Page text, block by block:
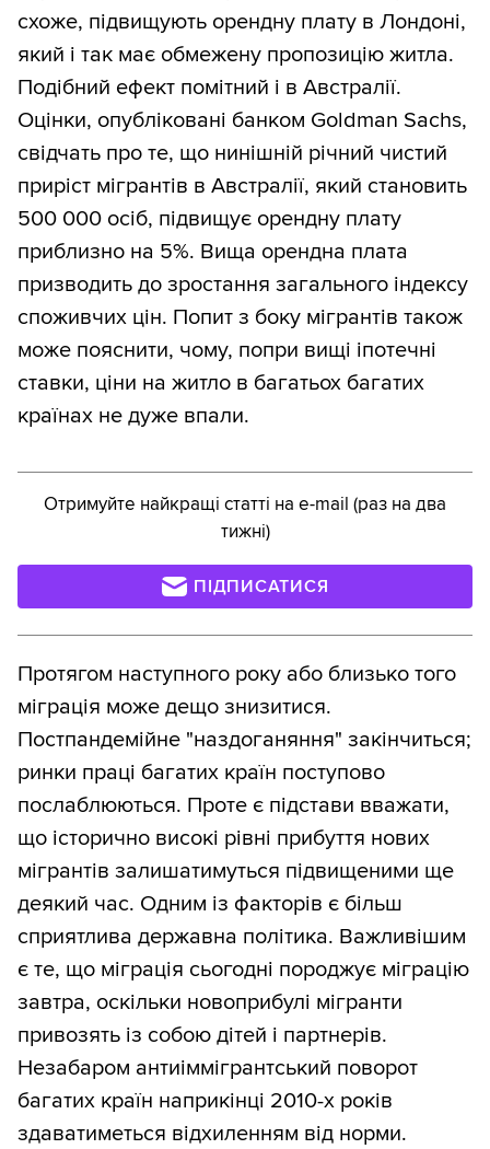
схоже, підвищують орендну плату в Лондоні,
який і так має обмежену пропозицію житла.
Подібний ефект помітний і в Австралії.
Оцінки, опубліковані банком Goldman Sachs,
свідчать про те, що нинішній річний чистий
приріст мігрантів в Австралії, який становить
500 000 осіб, підвищує орендну плату
приблизно на 5%. Вища орендна плата
призводить до зростання загального індексу
споживчих цін. Попит з боку мігрантів також
може пояснити, чому, попри вищі іпотечні
ставки, ціни на житло в багатьох багатих
країнах не дуже впали.
Отримуйте найкращі статті на e-mail (раз на два
тижні)
ПІДПИСАТИСЯ
Протягом наступного року або близько того
міграція може дещо знизитися.
Постпандемійне "наздоганяння" закінчиться;
ринки праці багатих країн поступово
послаблюються. Проте є підстави вважати,
що історично високі рівні прибуття нових
мігрантів залишатимуться підвищеними ще
деякий час. Одним із факторів є більш
сприятлива державна політика. Важливішим
є те, що міграція сьогодні породжує міграцію
завтра, оскільки новоприбулі мігранти
привозять із собою дітей і партнерів.
Незабаром антиіммігрантський поворот
багатих країн наприкінці 2010-х років
здаватиметься відхиленням від норми.